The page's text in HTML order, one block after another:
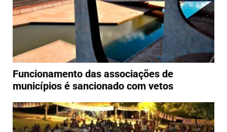
Funcionamento das associações de
municípios é sancionado com vetos